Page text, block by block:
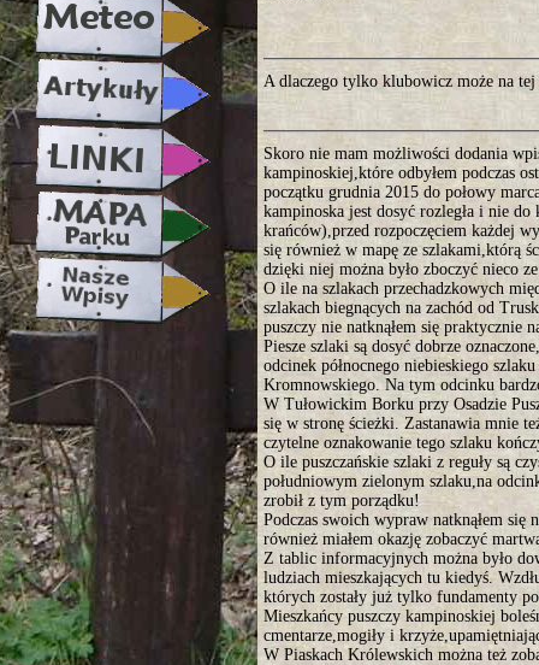
A dlaczego tylko klubowicz może na tej
Skoro nie mam możliwości dodania
kampinoskiej,które odbyłem podczas
początku grudnia 2015 do połowy
kampinoska jest dosyć rozległa i nie do
krańców),przed rozpoczęciem każdej
się również w mapę ze szlakami,którą
dzięki niej można było zboczyć nieco
O ile na szlakach przechadzkowych
szlakach biegnących na zachód od
puszczy nie natknąłem się praktycznie
Piesze szlaki są dosyć dobrze
odcinek północnego niebieskiego
Kromnowskiego. Na tym odcinku
W Tułowickim Borku przy Osadzie
się w stronę ścieżki. Zastanawia mnie
czytelne oznakowanie tego szlaku
O ile puszczańskie szlaki z reguły są
południowym zielonym szlaku,na
zrobił z tym porządku!
Podczas swoich wypraw natknąłem
również miałem okazję zobaczyć
Z tablic informacyjnych można było
ludziach mieszkających tu kiedyś.
których zostały już tylko fundamenty
Mieszkańcy puszczy kampinoskiej
cmentarze,mogiły i
W Piaskach Królewskich można też